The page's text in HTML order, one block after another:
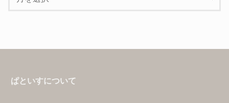
ぱといすについて